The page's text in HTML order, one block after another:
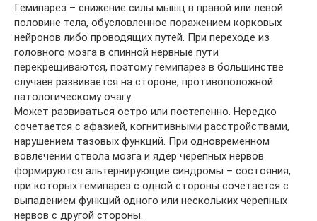
Гемипарез – снижение силы мышц в правой или левой
половине тела, обусловленное поражением корковых
нейронов либо проводящих путей. При переходе из
головного мозга в спинной нервные пути
перекрещиваются, поэтому гемипарез в большинстве
случаев развивается на стороне, противоположной
патологическому очагу.
Может развиваться остро или постепенно. Нередко
сочетается с афазией, когнитивными расстройствами,
нарушением тазовых функций. При одновременном
вовлечении ствола мозга и ядер черепных нервов
формируются альтернирующие синдромы – состояния,
при которых гемипарез с одной стороны сочетается с
выпадением функций одного или нескольких черепных
нервов с другой стороны.